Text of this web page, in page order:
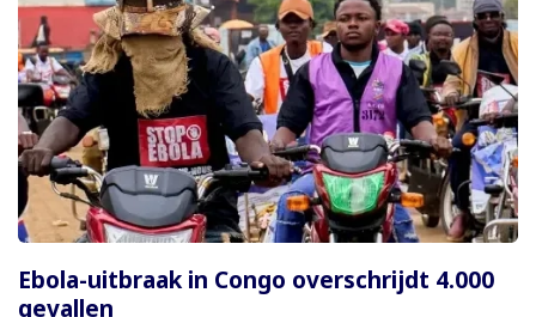
Ebola-uitbraak in Congo overschrijdt 4.000
gevallen